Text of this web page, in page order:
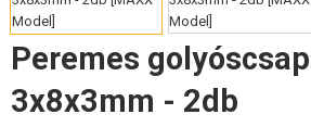
GRÁNÁTVETŐK, GRÁNÁTOK
LÖVEDÉK, GÁZ
Peremes
3x8x3mm - 2db